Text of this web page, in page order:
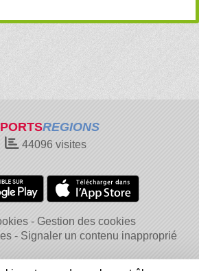
REGIONS
44096visites
Gestion des cookies
Signaler un contenu inapproprié